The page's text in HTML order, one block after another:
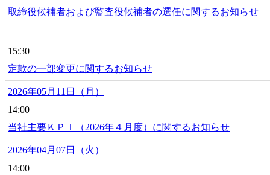
取締役候補者および監査役候補者の選任に関するお知らせ
15:30
定款の一部変更に関するお知らせ
2026年05月11日（月）
14:00
当社主要ＫＰＩ（2026年４月度）に関するお知らせ
2026年04月07日（火）
14:00